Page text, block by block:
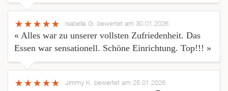
Isabella G. bewertet am 30.01.2026
« Alles war zu unserer vollsten Zufriedenheit. Das
Essen war sensationell. Schöne Einrichtung. Top!!! »
Jimmy K. bewertet am 25.01.2026